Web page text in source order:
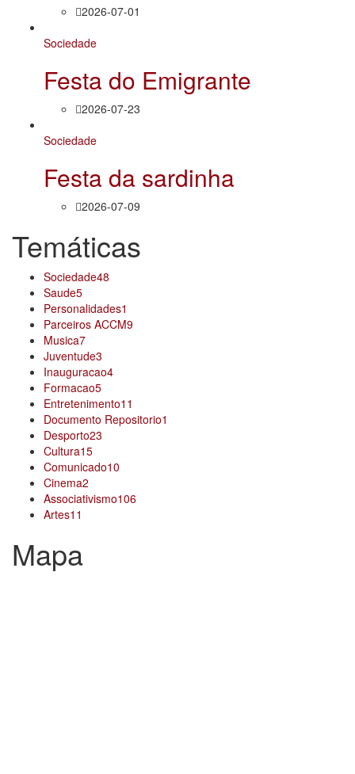
2026-07-01
Sociedade
Festa do Emigrante
2026-07-23
Sociedade
Festa da sardinha
2026-07-09
Temáticas
Sociedade48
Saude5
Personalidades1
Parceiros ACCM9
Musica7
Juventude3
Inauguracao4
Formacao5
Entretenimento11
Documento Repositorio1
Desporto23
Cultura15
Comunicado10
Cinema2
Associativismo106
Artes11
Mapa